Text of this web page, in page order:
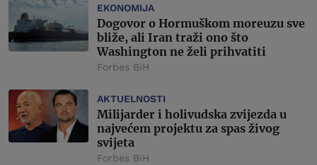
EKONOMIJA
Dogovor o Hormuškom moreuzu sve
bliže, ali Iran traži ono što
Washington ne želi prihvatiti
Forbes BiH
AKTUELNOSTI
Milijarder i holivudska zvijezda u
najvećem projektu za spas živog
svijeta
Forbes BiH